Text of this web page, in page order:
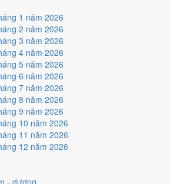
1 năm 2026
2 năm 2026
3 năm 2026
4 năm 2026
5 năm 2026
6 năm 2026
7 năm 2026
8 năm 2026
9 năm 2026
10 năm 2026
11 năm 2026
12 năm 2026
- dương
nhà mới
mới hôm nay ở
bất lợi.
nay ởmức trung bình (4/10)